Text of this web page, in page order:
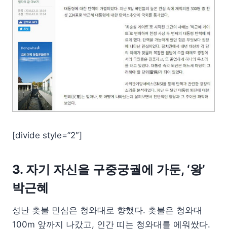
[divide style=”2″]
3. 자기 자신을 구중궁궐에 가둔, ‘왕’
박근혜
성난 촛불 민심은 청와대로 향했다. 촛불은 청와대
100m 앞까지 나갔고, 인간 띠는 청와대를 에워쌌다.